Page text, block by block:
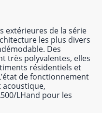
extérieures de la série
les plus divers
Des
très polyvalentes, elles
résidentiels et
de fonctionnement
acoustique,
LHand pour les